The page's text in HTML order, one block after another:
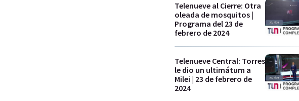
Telenueve al Cierre: Otra
oleada de mosquitos |
Programa del 23 de
febrero de 2024
Telenueve Central: Torres
le dio un ultimátum a
Milei | 23 de febrero de
2024